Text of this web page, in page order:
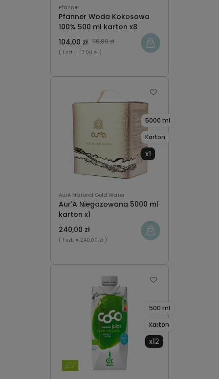
Pfanner
Pfanner Woda Kokosowa
100% 500 ml karton x8
104,00 zł 116,80 zł
( 1 szt. = 13,00 zł )
AurA Natural Gold Water
Aur'A Niegazowana 5000 ml
karton x1
5000 ml
Karton
x1
240,00 zł
( 1 szt. = 240,00 zł )
500 ml
Karton
x12